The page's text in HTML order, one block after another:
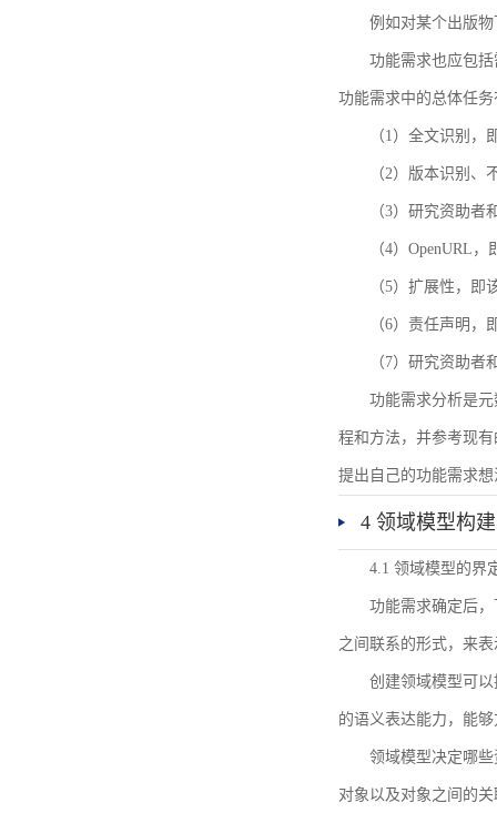
例如对某个出版
功能需求也应包括
功能需求中的总体任
（1）全文识别
（2）版本识别、
（3）研究资助者
（4）OpenURL
（5）扩展性，
（6）责任声明，
（7）研究资助
功能需求分析是
程和方法，并参考现
提出自己的功能需求
4 领域模型构建
4.1 领域模型的界
功能需求确定后
之间联系的形式，来
创建领域模型可
的语义表达能力，能
领域模型决定哪
对象以及对象之间的